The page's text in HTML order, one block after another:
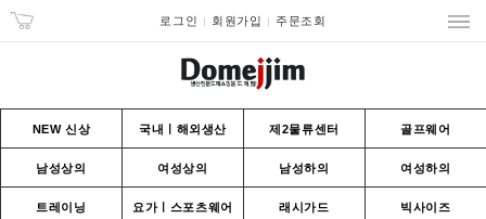
로그인 회원가입 주문조회
NEW 신상 국내ㅣ해외생산 제2물류센터 골프웨어
남성상의 여성상의 남성하의 여성하의
트레이닝 요가ㅣ스포츠웨어 래시가드 빅사이즈